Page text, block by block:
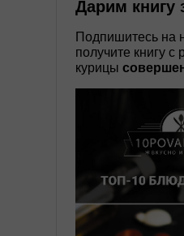
Дарим книгу
Подпишитесь на
получите книгу с
курицы